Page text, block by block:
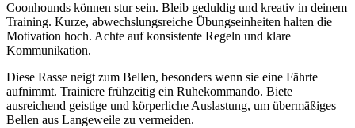
Coonhounds können stur sein. Bleib geduldig und kreativ in deinem
Training. Kurze, abwechslungsreiche Übungseinheiten halten die
Motivation hoch. Achte auf konsistente Regeln und klare
Kommunikation.
Diese Rasse neigt zum Bellen, besonders wenn sie eine Fährte
aufnimmt. Trainiere frühzeitig ein Ruhekommando. Biete
ausreichend geistige und körperliche Auslastung, um übermäßiges
Bellen aus Langeweile zu vermeiden.